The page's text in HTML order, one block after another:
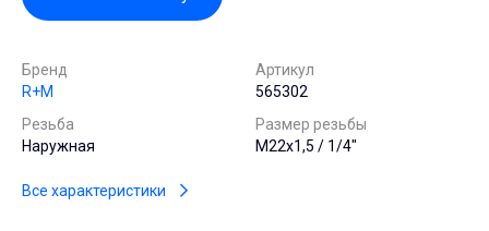
Бренд
R+M
Артикул
565302
Резьба
Наружная
Размер резьбы
М22х1,5 / 1/4"
Все характеристики